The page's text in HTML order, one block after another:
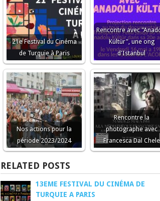
21e Festival du Cinéma
de Turquie à Paris
Rencontre avec
Kültür", une ong
d'Istanbul
Nos actions pour la
période 2023/2024
Rencontre la
photographe avec
Francesca Dal Chele
RELATED POSTS
13EME FESTIVAL DU CINÉMA DE
TURQUIE A PARIS